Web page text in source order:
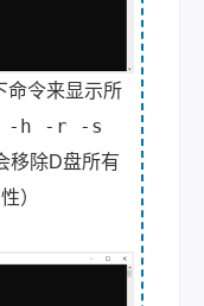
命令来显示所
-h -r -s
移除D盘所有
）